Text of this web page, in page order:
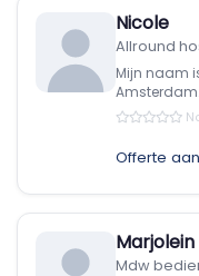
Nicole
Allround
Mijn naam
Offerte
Marjolein
Mdw